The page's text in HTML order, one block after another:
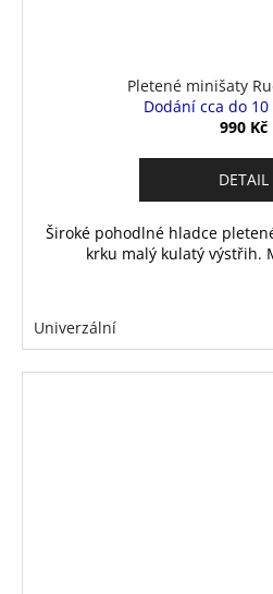
Pletené minišaty
Dodání cca do
990 Kč
DETAIL
Široké pohodlné hladce
krku malý kulatý výstřih.
Univerzální